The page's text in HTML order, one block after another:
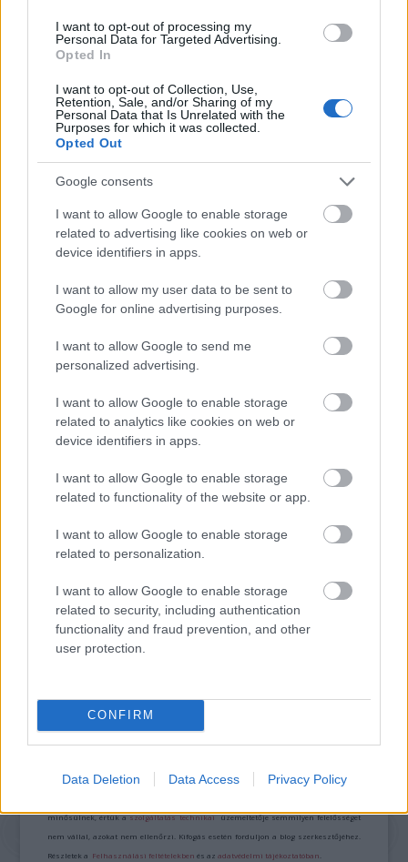
I want to opt-out of processing my
Personal Data for Targeted Advertising.
Opted In
I want to opt-out of Collection, Use,
Retention, Sale, and/or Sharing of my
Personal Data that Is Unrelated with the
Purposes for which it was collected.
Opted Out
Google consents
I want to allow Google to enable storage
related to advertising like cookies on web or
device identifiers in apps.
I want to allow my user data to be sent to
Google for online advertising purposes.
I want to allow Google to send me
personalized advertising.
I want to allow Google to enable storage
related to analytics like cookies on web or
device identifiers in apps.
I want to allow Google to enable storage
related to functionality of the website or app.
I want to allow Google to enable storage
related to personalization.
I want to allow Google to enable storage
related to security, including authentication
functionality and fraud prevention, and other
user protection.
CONFIRM
Data Deletion Data Access Privacy Policy
Forrás:hvg.hu
Film Oscar Nemes Jeles László Magyar film
SZEMBE MERSZ NÉZNI AZZAL, AKIVÉ
VÁLHATTÁL VOLNA?
ONE MORE LIKE: A MAGYAR SPORTDRÁMA, AMI
MEGHÓDÍTOTTA LAS VEGAST IS
ELŐZETEST KAPOTT AZ ÁRVA – ITT A SAUL FIA
A bejegyzés trackback címe:
Kommentek:
minősülnek, értük aszolgáltatás technikaiüzemeltetője semmilyen felelősséget
nem vállal, azokat nem ellenőrzi. Kifogás esetén forduljon a blog szerkesztőjéhez.
Részletek a Felhasználási feltételekben és azadatvédelmi tájékoztatóban